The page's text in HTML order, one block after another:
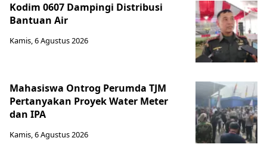
Kodim 0607 Dampingi Distribusi
Bantuan Air
Kamis, 6 Agustus 2026
Mahasiswa Ontrog Perumda TJM
Pertanyakan Proyek Water Meter
dan IPA
Kamis, 6 Agustus 2026